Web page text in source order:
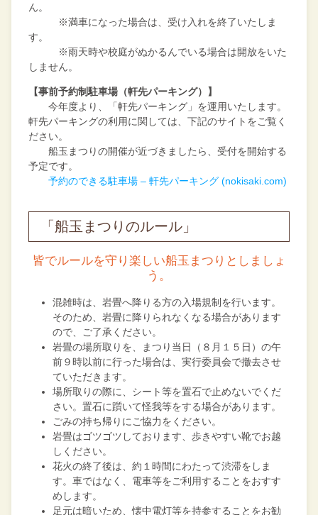
ん。
※満車になった場合は、受け入れを終了いたしま
す。
※雨天時や校庭がぬかるんでいる場合は開放をいた
しません。
【事前予約制駐車場（軒先パーキング）】
今年度より、「軒先パーキング」を運用いたします。
軒先パーキングの利用に関しては、下記のサイトをご覧く
ださい。
船玉まつりの開催が近づきましたら、受付を開始する
予定です。
予約のできる駐車場 – 軒先パーキング (nokisaki.com)
「船玉まつりのルール」
皆でルールを守り楽しい船玉まつりとしましょ
う。
混雑時は、岩畳へ降りる方の入場規制を行います。
そのため、岩畳に降りられなくなる場合があります
ので、ご了承ください。
岩畳の場所取りを、まつり当日（８月１５日）の午
前９時以前に行った場合は、実行委員会で撤去させ
ていただきます。
場所取りの際に、シート等を置石で止めないでくだ
さい。置石に躓いて怪我等をする場合があります。
ごみの持ち帰りにご協力をください。
岩畳はゴツゴツしております、歩きやすい靴でお越
しください。
花火の終了後は、約１時間にわたって渋滞をしま
す。車ではなく、電車等をご利用することをおすす
めします。
足元は暗いため、懐中電灯等を持参することをお勧